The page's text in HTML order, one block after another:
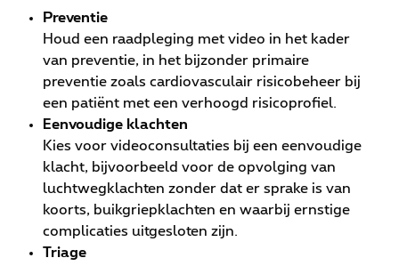
Preventie
Houd een raadpleging met video in het kader
van preventie, in het bijzonder primaire
preventie zoals cardiovasculair risicobeheer bij
een patiënt met een verhoogd risicoprofiel.
Eenvoudige klachten
Kies voor videoconsultaties bij een eenvoudige
klacht, bijvoorbeeld voor de opvolging van
luchtwegklachten zonder dat er sprake is van
koorts, buikgriepklachten en waarbij ernstige
complicaties uitgesloten zijn.
Triage